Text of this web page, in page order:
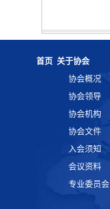
首页 关于协会
协会概况
协会领导
协会机构
协会文件
入会须知
会议资料
专业委员会